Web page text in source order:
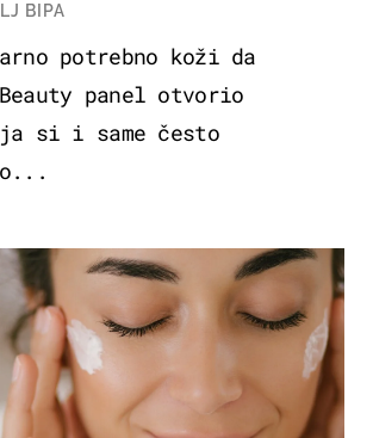
BIPA
potrebno koži da
panel otvorio
si i same često